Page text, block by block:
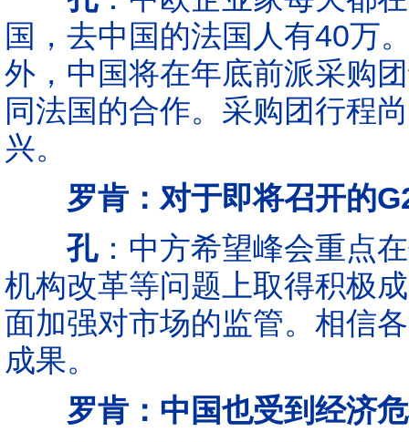
国，去中国的法国人有40万
外，中国将在年底前派采购
同法国的合作。采购团行程
兴。
罗肯：对于即将召开的
孔：中方希望峰会重点
机构改革等问题上取得积极
面加强对市场的监管。相信
成果。
罗肯：中国也受到经济